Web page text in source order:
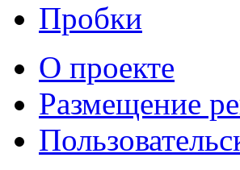
Пробки
О проекте
Размещение